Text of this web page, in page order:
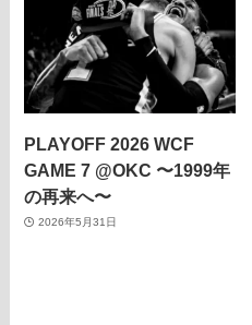
PLAYOFF 2026 WCF
GAME 7 @OKC 〜1999年
の再来へ〜
2026年5月31日